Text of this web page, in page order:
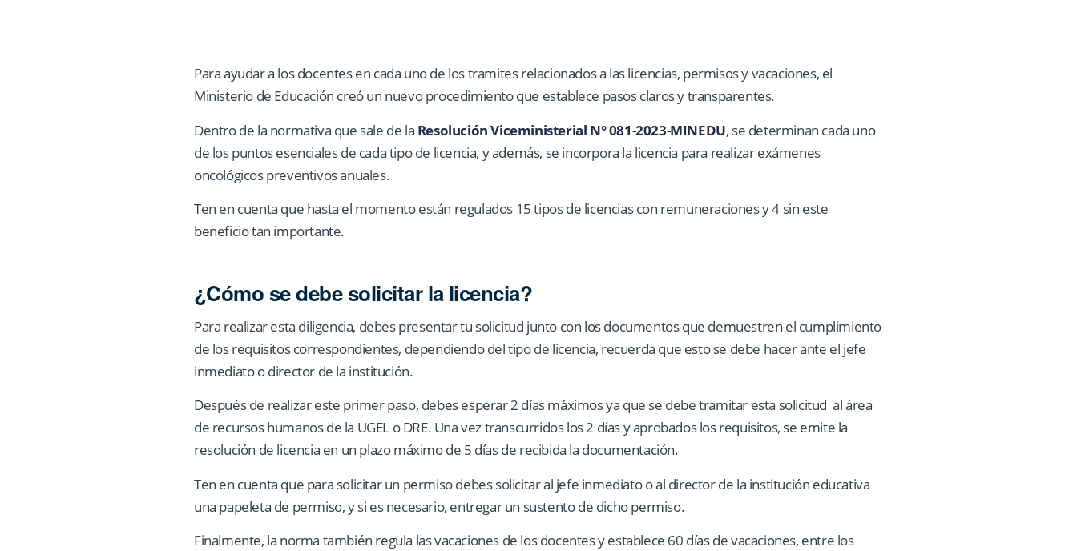
Para ayudar a los docentes en cada uno de los tramites relacionados a las licencias, permisos y vacaciones, el
Ministerio de Educación creó un nuevo procedimiento que establece pasos claros y transparentes.
Dentro de la normativa que sale de la Resolución Viceministerial N° 081-2023-MINEDU, se determinan cada uno
de los puntos esenciales de cada tipo de licencia, y además, se incorpora la licencia para realizar exámenes
oncológicos preventivos anuales.
Ten en cuenta que hasta el momento están regulados 15 tipos de licencias con remuneraciones y 4 sin este
beneficio tan importante.
¿Cómo se debe solicitar la licencia?
Para realizar esta diligencia, debes presentar tu solicitud junto con los documentos que demuestren el cumplimiento
de los requisitos correspondientes, dependiendo del tipo de licencia, recuerda que esto se debe hacer ante el jefe
inmediato o director de la institución.
Después de realizar este primer paso, debes esperar 2 días máximos ya que se debe tramitar esta solicitud al área
de recursos humanos de la UGEL o DRE. Una vez transcurridos los 2 días y aprobados los requisitos, se emite la
resolución de licencia en un plazo máximo de 5 días de recibida la documentación.
Ten en cuenta que para solicitar un permiso debes solicitar al jefe inmediato o al director de la institución educativa
una papeleta de permiso, y si es necesario, entregar un sustento de dicho permiso.
Finalmente, la norma también regula las vacaciones de los docentes y establece 60 días de vacaciones, entre los